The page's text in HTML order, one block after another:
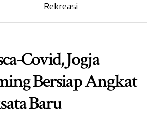
Rekreasi
Covid, Jogja
Bersiap Angkat
Baru